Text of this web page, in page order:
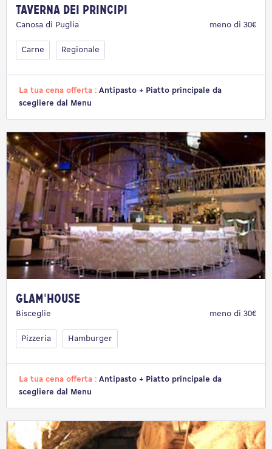
Taverna dei Principi
Canosa di Puglia meno di 30€
Carne Regionale
La tua cena offerta : Antipasto + Piatto principale da
scegliere dal Menu
Glam'House
Bisceglie meno di 30€
Pizzeria Hamburger
La tua cena offerta : Antipasto + Piatto principale da
scegliere dal Menu